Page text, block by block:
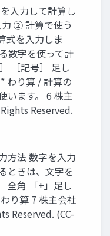
入力して計算し
② 計算で使う
式を入力しま
数字を使って計
［記号］ 足し
わり算 / 計算の
います。 6 株主
Reserved.
方法 数字を入力
ときは、文字を
全角 「+」足し
り算 7 株主会社
Reserved. (CC-